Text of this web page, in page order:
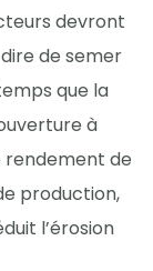
devront
de semer
que la
à
rendement de
production,
l’érosion